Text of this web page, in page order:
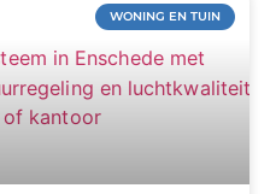
WONING EN TUIN